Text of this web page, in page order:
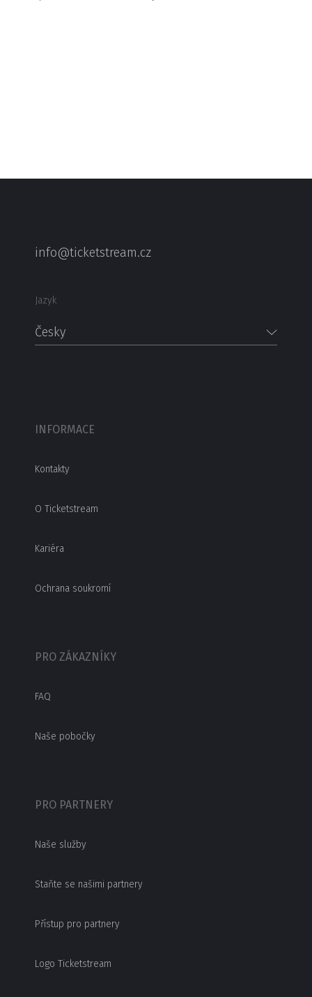
info@ticketstream.cz
Jazyk
Česky
INFORMACE
Kontakty
O Ticketstream
Kariéra
Ochrana soukromí
PRO ZÁKAZNÍKY
FAQ
Naše pobočky
PRO PARTNERY
Naše služby
Staňte se našimi partnery
Přístup pro partnery
Logo Ticketstream